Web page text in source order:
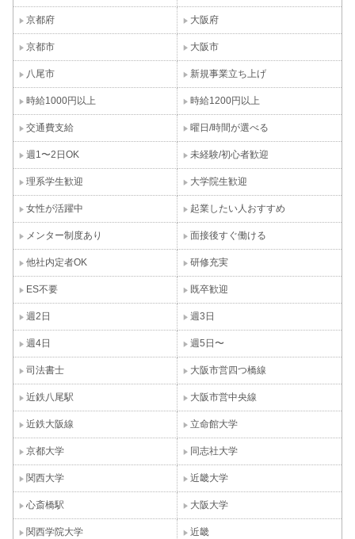
京都府 大阪府
京都市 大阪市
八尾市 新規事業立ち上げ
時給1000円以上 時給1200円以上
交通費支給 曜日/時間が選べる
週1〜2日OK 未経験/初心者歓迎
理系学生歓迎 大学院生歓迎
女性が活躍中 起業したい人おすすめ
メンター制度あり 面接後すぐ働ける
他社内定者OK 研修充実
ES不要 既卒歓迎
週2日 週3日
週4日 週5日〜
司法書士 大阪市営四つ橋線
近鉄八尾駅 大阪市営中央線
近鉄大阪線 立命館大学
京都大学 同志社大学
関西大学 近畿大学
心斎橋駅 大阪大学
関西学院大学 近畿